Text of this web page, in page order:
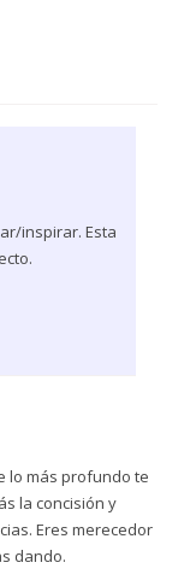
inspirar. Esta
lo más profundo te
la concisión y
Eres merecedor
dando.